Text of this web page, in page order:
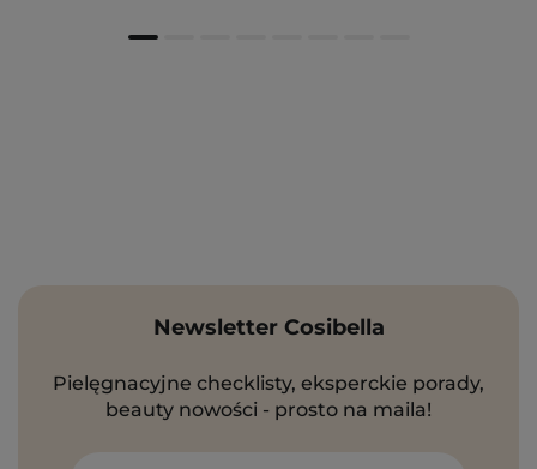
Newsletter Cosibella
Pielęgnacyjne checklisty, eksperckie porady,
beauty nowości - prosto na maila!